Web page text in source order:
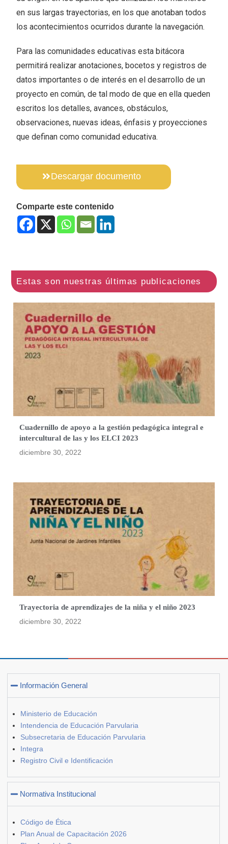
en sus largas trayectorias, en los que anotaban todos
los acontecimientos ocurridos durante la navegación.
Para las comunidades educativas esta bitácora
permitirá realizar anotaciones, bocetos y registros de
datos importantes o de interés en el desarrollo de un
proyecto en común, de tal modo de que en ella queden
escritos los detalles, avances, obstáculos,
observaciones, nuevas ideas, énfasis y proyecciones
que definan como comunidad educativa.
Descargar documento
Comparte este contenido
Cuadernillo de apoyo a la gestión pedagógica integral e
intercultural de las y los ELCI 2023
diciembre 30, 2022
Trayectoria de aprendizajes de la niña y el niño 2023
diciembre 30, 2022
Información General
Ministerio de Educación
Intendencia de Educación Parvularia
Subsecretaria de Educación Parvularia
Integra
Registro Civil e Identificación
Normativa Institucional
Código de Ética
Plan Anual de Capacitación 2026